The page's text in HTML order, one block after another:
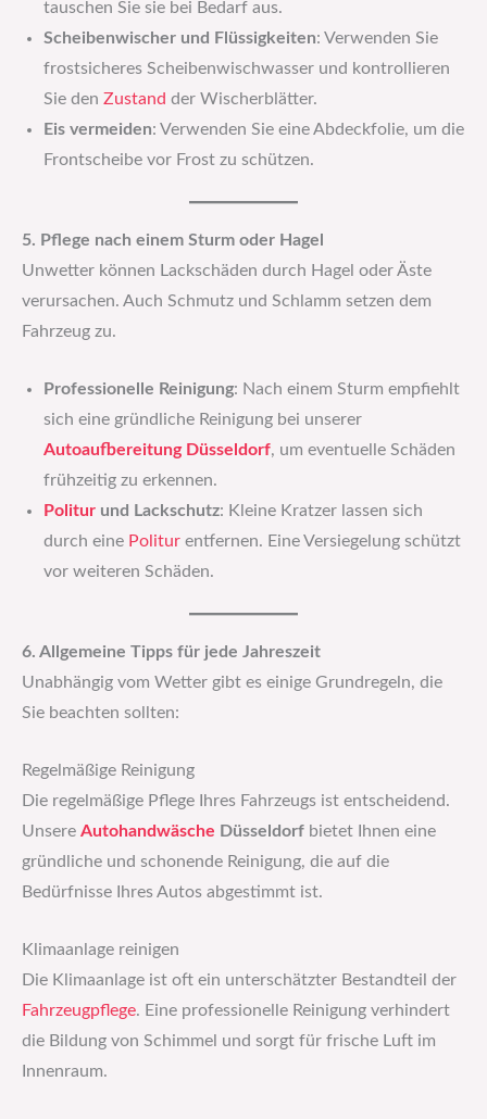
tauschen Sie sie bei Bedarf aus.
Scheibenwischer und Flüssigkeiten: Verwenden Sie
frostsicheres Scheibenwischwasser und kontrollieren
Sie den Zustand der Wischerblätter.
Eis vermeiden: Verwenden Sie eine Abdeckfolie, um die
Frontscheibe vor Frost zu schützen.
5. Pflege nach einem Sturm oder Hagel
Unwetter können Lackschäden durch Hagel oder Äste
verursachen. Auch Schmutz und Schlamm setzen dem
Fahrzeug zu.
Professionelle Reinigung: Nach einem Sturm empfiehlt
sich eine gründliche Reinigung bei unserer
Autoaufbereitung Düsseldorf, um eventuelle Schäden
frühzeitig zu erkennen.
Politur und Lackschutz: Kleine Kratzer lassen sich
durch eine Politur entfernen. Eine Versiegelung schützt
vor weiteren Schäden.
6. Allgemeine Tipps für jede Jahreszeit
Unabhängig vom Wetter gibt es einige Grundregeln, die
Sie beachten sollten:
Regelmäßige Reinigung
Die regelmäßige Pflege Ihres Fahrzeugs ist entscheidend.
Unsere Autohandwäsche Düsseldorf bietet Ihnen eine
gründliche und schonende Reinigung, die auf die
Bedürfnisse Ihres Autos abgestimmt ist.
Klimaanlage reinigen
Die Klimaanlage ist oft ein unterschätzter Bestandteil der
Fahrzeugpflege. Eine professionelle Reinigung verhindert
die Bildung von Schimmel und sorgt für frische Luft im
Innenraum.